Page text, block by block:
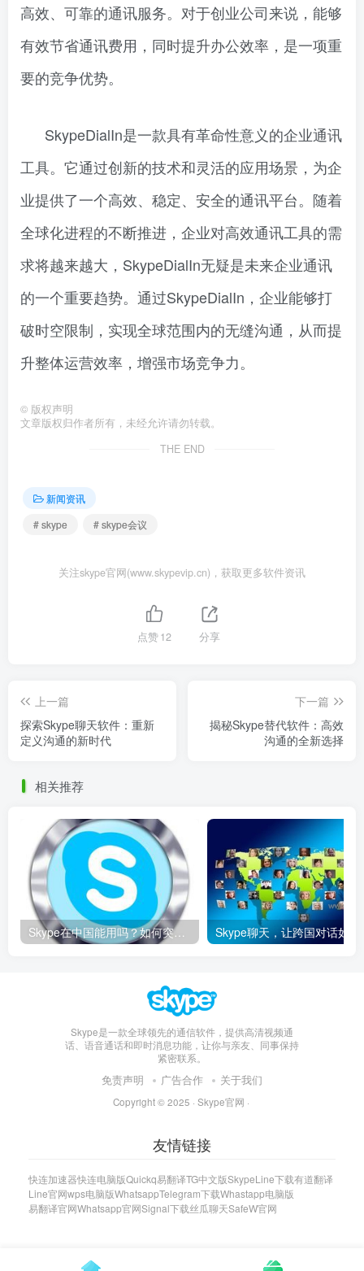
高效、可靠的通讯服务。对于创业公司来说，能够
有效节省通讯费用，同时提升办公效率，是一项重
要的竞争优势。
SkypeDialIn是一款具有革命性意义的企业通讯
工具。它通过创新的技术和灵活的应用场景，为企
业提供了一个高效、稳定、安全的通讯平台。随着
全球化进程的不断推进，企业对高效通讯工具的需
求将越来越大，SkypeDialIn无疑是未来企业通讯
的一个重要趋势。通过SkypeDialIn，企业能够打
破时空限制，实现全球范围内的无缝沟通，从而提
升整体运营效率，增强市场竞争力。
© 版权声明
文章版权归作者所有，未经允许请勿转载。
THE END
新闻资讯
# skype
# skype会议
关注skype官网(www.skypevip.cn)，获取更多软件资讯
点赞12 分享
上一篇
探索Skype聊天软件：重新
定义沟通的新时代
下一篇
揭秘Skype替代软件：高效
沟通的全新选择
相关推荐
Skype在中国能用吗？如何突破限制畅享全球通话
Skype是一款全球领先的通信软件，提供高清视频通
话、语音通话和即时消息功能，让你与亲友、同事保持
紧密联系。
免责声明 广告合作 关于我们
Copyright © 2025 · Skype官网 ·
友情链接
快连加速器快连电脑版Quickq易翻译TG中文版SkypeLine下载有道翻译
Line官网wps电脑版WhatsappTelegram下载Whastapp电脑版
易翻译官网Whatsapp官网Signal下载丝瓜聊天SafeW官网